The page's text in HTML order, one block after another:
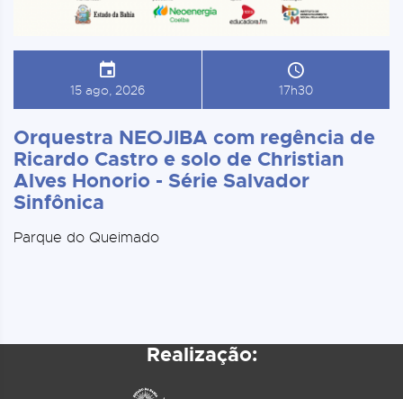
15 ago, 2026 17h30
Orquestra NEOJIBA com regência de
Ricardo Castro e solo de Christian
Alves Honorio - Série Salvador
Sinfônica
Parque do Queimado
Realização: